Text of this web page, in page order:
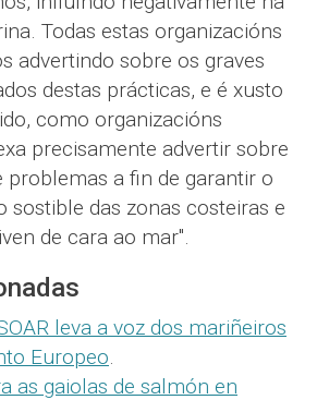
Todas estas organizacións
advertindo sobre os graves
destas prácticas, e é xusto
como organizacións
precisamente advertir sobre
problemas a fin de garantir o
sostible das zonas costeiras e
de cara ao mar".
leva a voz dos mariñeiros
Europeo.
as gaiolas de salmón en